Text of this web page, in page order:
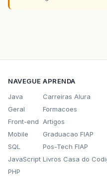
NAVEGUE
Java
Geral
Front-end
Mobile
SQL
JavaScript
PHP
APRENDA
Carreiras Alura
Formacoes
Artigos
Graduacao FIAP
Pos-Tech FIAP
Livros Casa do